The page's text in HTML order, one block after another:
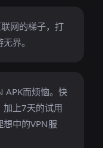
网的梯子，打
界。
APK而烦恼。快
加上7天的试用
中的VPN服